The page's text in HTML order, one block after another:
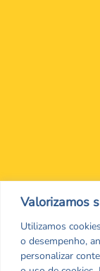
Valorizamos
Utilizamos
o desempenho,
personalizar